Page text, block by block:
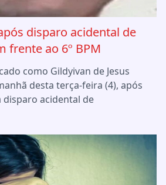
disparo acidental de
frente ao 6º BPM
como Gildyivan de Jesus
desta terça-feira (4), após
acidental de